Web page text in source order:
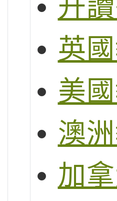
升
英
美
澳
加